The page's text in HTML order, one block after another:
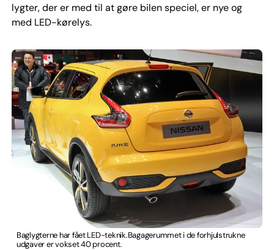
lygter, der er med til at gøre bilen speciel, er nye og
med LED-kørelys.
Baglygterne har fået LED-teknik.Bagagerummet i de forhjulstrukne
udgaver er vokset 40 procent.